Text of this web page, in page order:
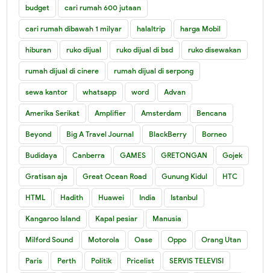
budget cari rumah 600 jutaan
cari rumah dibawah 1 milyar halaltrip harga Mobil
hiburan ruko dijual ruko dijual di bsd ruko disewakan
rumah dijual di cinere rumah dijual di serpong
sewa kantor whatsapp word Advan
Amerika Serikat Amplifier Amsterdam Bencana
Beyond Big A Travel Journal BlackBerry Borneo
Budidaya Canberra GAMES GRETONGAN Gojek
Gratisan aja Great Ocean Road Gunung Kidul HTC
HTML Hadith Huawei India Istanbul
Kangaroo Island Kapal pesiar Manusia
Milford Sound Motorola Oase Oppo Orang Utan
Paris Perth Politik Pricelist SERVIS TELEVISI